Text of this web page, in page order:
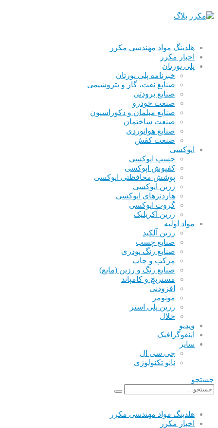
هلدینگ مواد مهندسی مکرر
اخبار مکرر
پلی یورتان
خبرنامه پلی یورتان
صنایع نفت، گاز و پتروشیمی
صنایع برودتی
صنعت خودرو
صنایع مبلمان و دکوراسیون
صنعت ساختمان
صنایع هوانوردی
صنعت کفش
اپوکسی
چسب اپوکسی
کفپوش اپوکسی
پوشش محافظتی اپوکسی
رزین اپوکسی
هاردنرهای اپوکسی
گروت اپوکسی
رزین آکریلیک
مواد اولیه
رزین آلکید
صنایع چسب
صنایع رنگ پودری
مرکب و چاپ
صنایع رنگ و رزین (مایع)
مستربچ و کامپاند
افزودنی
مونومر
رزین پلی استر
حلال
ویدیو
اینفوگرافیک
سایر
جی سی ال
نانو تکنولوژی
جستجو
هلدینگ مواد مهندسی مکرر
اخبار مکرر